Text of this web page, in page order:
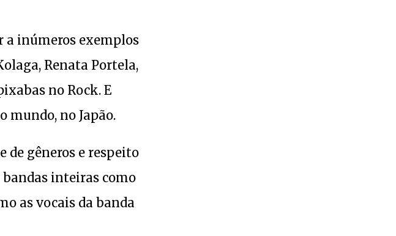
a inúmeros exemplos
Renata Portela,
no Rock. E
mundo, no Japão.
de gêneros e respeito
inteiras como
as vocais da banda